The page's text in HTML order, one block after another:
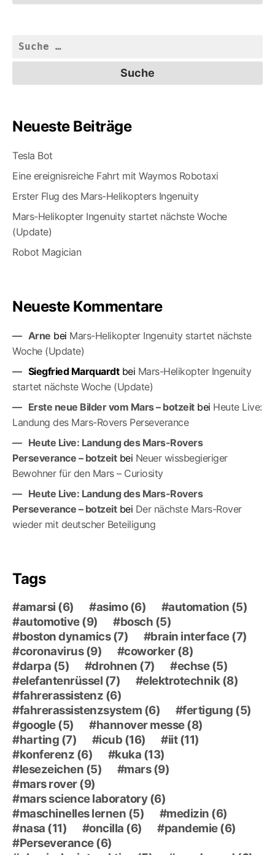
Suche
nach:
Neueste Beiträge
Tesla Bot
Eine ereignisreiche Fahrt mit Waymos Robotaxi
Erster Flug des Mars-Helikopters Ingenuity
Mars-Helikopter Ingenuity startet nächste Woche
(Update)
Robot Magician
Neueste Kommentare
Arne bei Mars-Helikopter Ingenuity startet nächste
Woche (Update)
Siegfried Marquardtbei Mars-Helikopter Ingenuity
startet nächste Woche (Update)
Erste neue Bilder vom Mars – botzeitbei Heute Live:
Landung des Mars-Rovers Perseverance
Heute Live: Landung des Mars-Rovers
Perseverance – botzeitbei Neuer wissbegieriger
Bewohner für den Mars – Curiosity
Heute Live: Landung des Mars-Rovers
Perseverance – botzeitbei Der nächste Mars-Ro­ver
wieder mit deutscher Beteiligung
Tags
amarsi (6) asimo(6) automation (5)
automotive(9) bosch (5)
boston dynamics(7) brain interface(7)
coronavirus(9) coworker(8)
darpa (5) drohnen (7) echse(5)
elefantenrüssel (7) elektrotechnik(8)
fahrerassistenz (6)
fahrerassistenzsystem (6) fertigung (5)
google(5) hannover messe(8)
harting (7) icub (16) iit(11)
konferenz (6) kuka (13)
lesezeichen (5) mars(9)
mars rover(9)
mars science laboratory(6)
maschinelles lernen (5) medizin (6)
nasa (11) oncilla (6) pandemie(6)
Perseverance(6)